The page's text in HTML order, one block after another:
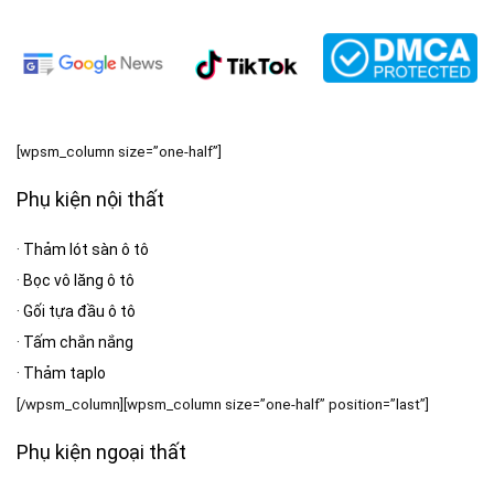
[wpsm_column size=”one-half”]
Phụ kiện nội thất
· Thảm lót sàn ô tô
· Bọc vô lăng ô tô
· Gối tựa đầu ô tô
· Tấm chắn nắng
· Thảm taplo
[/wpsm_column][wpsm_column size=”one-half” position=”last”]
Phụ kiện ngoại thất